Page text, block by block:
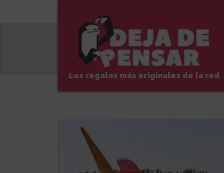
Los regalos más originales de la red